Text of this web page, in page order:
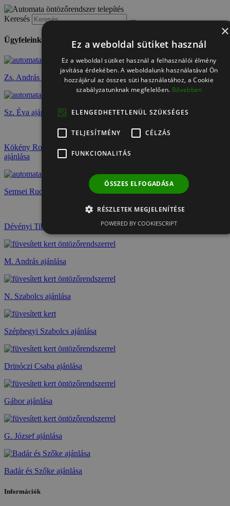
Keresés
Ügyfeleink ajánlásai
Zs. András ajánlása
Sz. Éva ajánlása
Kökény Roland olimpiai, világ- és Európa-bajnok magyar kajakozó
ajánlása
Semsei Rudolf ajánlása
Dévényi Tibi bácsi ajánlása
M. András ajánlása
N. Szabolcs ajánlása
Széphegyi Szabolcs ajánlása
Drinóczi Csaba ajánlása
Gábor ajánlása
G. József ajánlása
Badár és Szőke ajánlása
Információk
×
Ez a weboldal sütiket használ
Ez a weboldal sütiket használ a felhasználói élmény
javítása érdekében. A weboldalunk használatával Ön
hozzájárul az összes süti használatához, a Cookie
szabályzatunknak megfelelően. Bővebben
ELENGEDHETETLENÜL SZÜKSÉGES
TELJESÍTMÉNY CÉLZÁS
FUNKCIONALITÁS
ÖSSZES ELFOGADÁSA
RÉSZLETEK MEGJELENÍTÉSE
POWERED BY COOKIESCRIPT